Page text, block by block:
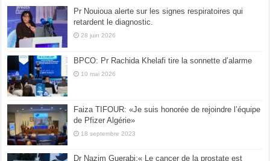
Pr Nouioua alerte sur les signes respiratoires qui
retardent le diagnostic.
28 juin 2026
BPCO: Pr Rachida Khelafi tire la sonnette d’alarme
10 mai 2026
Faiza TIFOUR: «Je suis honorée de rejoindre l’équipe
de Pfizer Algérie»
18 septembre 2023
Dr Nazim Guerabi:« Le cancer de la prostate est